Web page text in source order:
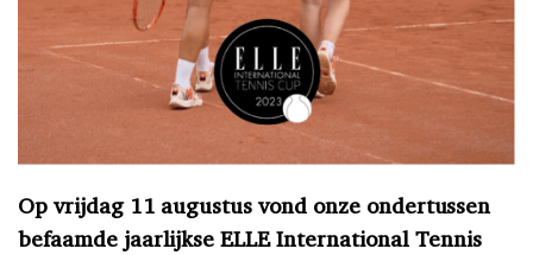
Op vrijdag 11 augustus vond onze ondertussen
befaamde jaarlijkse ELLE International Tennis